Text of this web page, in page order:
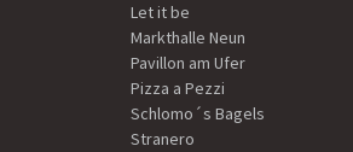
Let it be
Markthalle Neun
Pavillon am Ufer
Pizza a Pezzi
Schlomo´s Bagels
Stranero